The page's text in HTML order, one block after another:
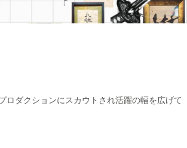
ダクションにスカウトされ活躍の幅を広げて